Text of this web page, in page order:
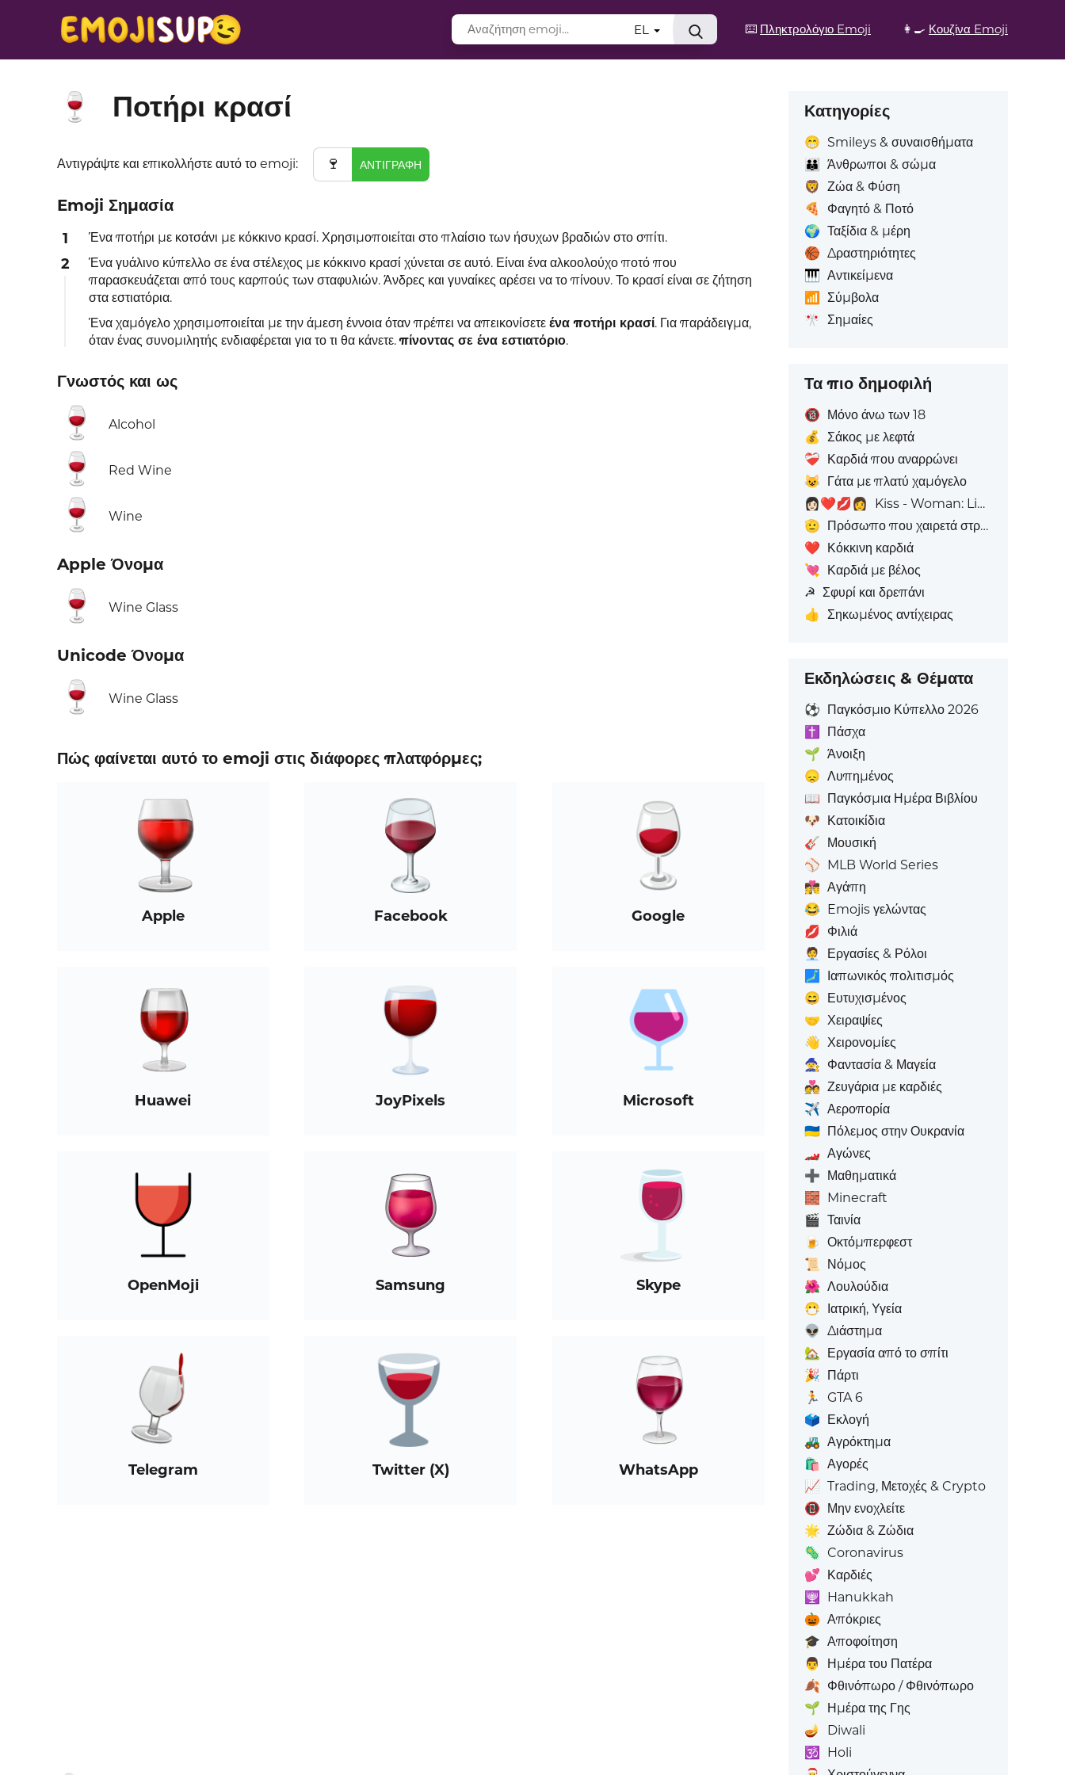
⌨️ Πληκτρολόγιο Emoji 👩‍🍳 Κουζίνα Emoji
EL
🍷 Ποτήρι κρασί
Αντιγράψτε και επικολλήστε αυτό το emoji: 🍷 ΑΝΤΙΓΡΑΦΉ
Emoji Σημασία
1 Ένα ποτήρι με κοτσάνι με κόκκινο κρασί. Χρησιμοποιείται στο πλαίσιο των ήσυχων βραδιών στο σπίτι.
2
Ένα γυάλινο κύπελλο σε ένα στέλεχος με κόκκινο κρασί χύνεται σε αυτό. Είναι ένα αλκοολούχο ποτό που
παρασκευάζεται από τους καρπούς των σταφυλιών. Άνδρες και γυναίκες αρέσει να το πίνουν. Το κρασί είναι σε ζήτηση
στα εστιατόρια.
Ένα χαμόγελο χρησιμοποιείται με την άμεση έννοια όταν πρέπει να απεικονίσετε ένα ποτήρι κρασί. Για παράδειγμα,
όταν ένας συνομιλητής ενδιαφέρεται για το τι θα κάνετε.πίνοντας σε ένα εστιατόριο.
Γνωστός και ως
🍷 Alcohol
🍷 Red Wine
🍷 Wine
Apple Όνομα
🍷 Wine Glass
Unicode Όνομα
🍷 Wine Glass
Πώς φαίνεται αυτό το emoji στις διάφορες πλατφόρμες;
Apple Facebook Google
Huawei JoyPixels Microsoft
OpenMoji Samsung Skype
Telegram Twitter (X) WhatsApp
Κατηγορίες
😁 Smileys & συναισθήματα
👪
Άνθρωποι & σώμα
🦁 Ζώα & Φύση
🍕
Φαγητό & Ποτό
🌍 Ταξίδια & μέρη
🏀 Δραστηριότητες
🎹 Αντικείμενα
📶
Σύμβολα
🎌 Σημαίες
Τα πιο δημοφιλή
🔞 Μόνο άνω των 18
💰 Σάκος με λεφτά
❤️‍🩹 Καρδιά που αναρρώνει
😺 Γάτα με πλατύ χαμόγελο
👩🏻‍❤️‍💋‍👩
Kiss - Woman: Light Skin Tone, Woman: Χωρίς Απόχρωση Δέρματος
🫡 Πρόσωπο που χαιρετά στρατιωτικά
❤️ Κόκκινη καρδιά
💘 Καρδιά με βέλος
☭ Σφυρί και δρεπάνι
👍 Σηκωμένος αντίχειρας
Εκδηλώσεις & Θέματα
⚽ Παγκόσμιο Κύπελλο 2026
✝️
Πάσχα
🌱 Άνοιξη
😞 Λυπημένος
📖 Παγκόσμια Ημέρα Βιβλίου
🐶 Κατοικίδια
🎸 Μουσική
⚾ MLB World Series
👩‍❤️‍💋‍👨 Αγάπη
😂 Emojis γελώντας
💋 Φιλιά
🧑‍💼
Εργασίες & Ρόλοι
🗾
Ιαπωνικός πολιτισμός
😄 Ευτυχισμένος
🤝 Χειραψίες
👋 Χειρονομίες
🧙 Φαντασία & Μαγεία
💑 Ζευγάρια με καρδιές
✈️ Αεροπορία
🇺🇦 Πόλεμος στην Ουκρανία
🏎️ Αγώνες
➕ Μαθηματικά
🧱 Minecraft
🎬 Ταινία
🍺 Οκτόμπερφεστ
📜
Νόμος
🌺 Λουλούδια
😷 Ιατρική, Υγεία
👽 Διάστημα
🏡
Εργασία από το σπίτι
🎉 Πάρτι
🏃
GTA 6
🗳️ Εκλογή
🚜 Αγρόκτημα
🛍️ Αγορές
📈 Trading, Μετοχές & Crypto
📵 Μην ενοχλείτε
🌟 Ζώδια & Ζώδια
🦠 Coronavirus
💕 Καρδιές
🕎
Hanukkah
🎃 Απόκριες
🎓 Αποφοίτηση
👨
Ημέρα του Πατέρα
🍂 Φθινόπωρο / Φθινόπωρο
🌱 Ημέρα της Γης
🪔
Diwali
🕉️
Holi